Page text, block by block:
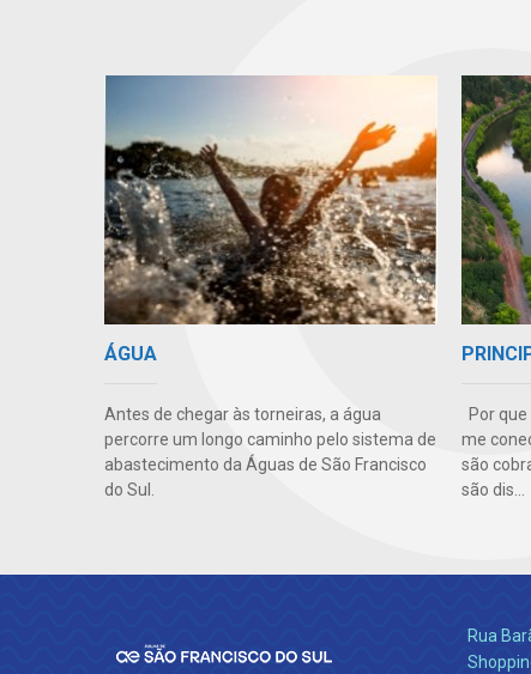
ÁGUA
Antes de chegar às torneiras, a água
percorre um longo caminho pelo sistema de
abastecimento da Águas de São Francisco
do Sul.
Por
me
são
são dis...
Rua